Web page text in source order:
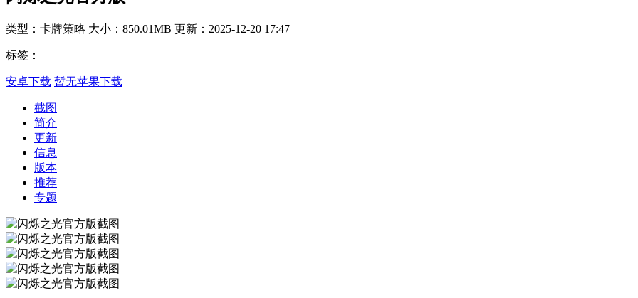
类型：卡牌策略 大小：850.01MB 更新：2025-12-20 17:47
标签：
安卓下载 暂无苹果下载
截图
简介
更新
信息
版本
推荐
专题